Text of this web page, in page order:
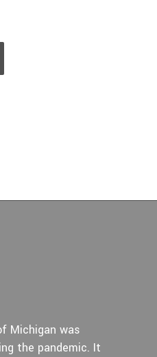
Michigan was
the pandemic. It